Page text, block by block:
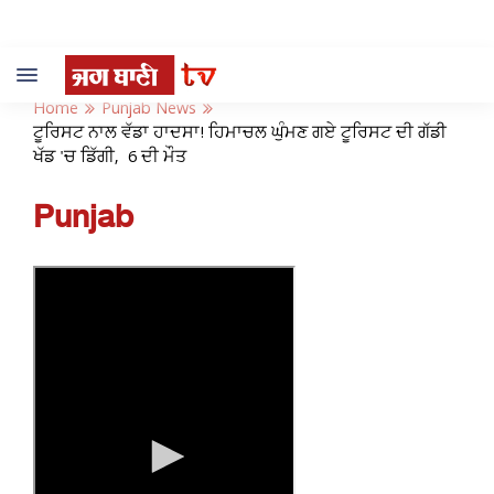
Toggle
navigation
Home
Punjab News
ਟੂਰਿਸਟ ਨਾਲ ਵੱਡਾ ਹਾਦਸਾ! ਹਿਮਾਚਲ ਘੁੰਮਣ ਗਏ ਟੂਰਿਸਟ ਦੀ ਗੱਡੀ
ਖੱਡ 'ਚ ਡਿੱਗੀ, 6 ਦੀ ਮੌਤ
Punjab